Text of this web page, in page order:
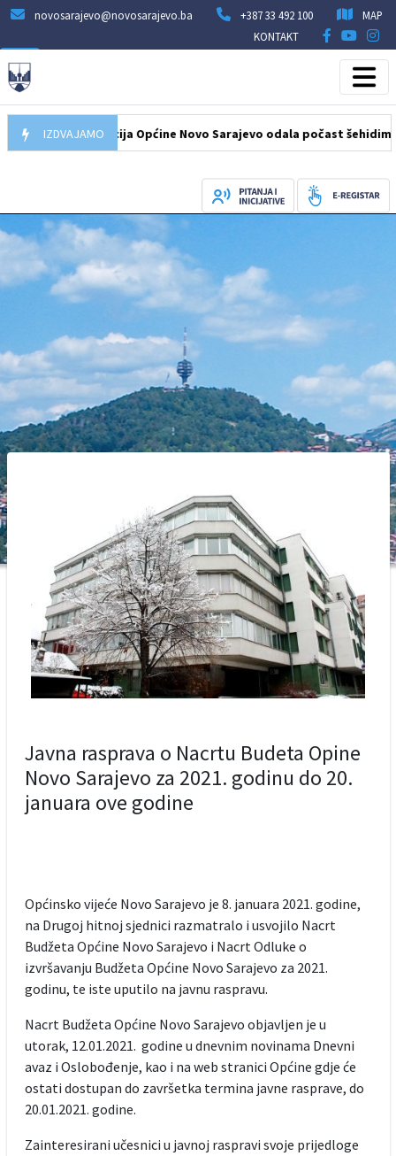
novosarajevo@novosarajevo.ba +387 33 492 100
MAP
KONTAKT
IZDVAJAMO
Delegacija Općine Novo Sarajevo odala počast šehidima i
Javna rasprava o Nacrtu Budeta Opine
Novo Sarajevo za 2021. godinu do 20.
januara ove godine
Općinsko vijeće Novo Sarajevo je 8. januara 2021. godine,
na Drugoj hitnoj sjednici razmatralo i usvojilo Nacrt
Budžeta Općine Novo Sarajevo i Nacrt Odluke o
izvršavanju Budžeta Općine Novo Sarajevo za 2021.
godinu, te iste uputilo na javnu raspravu.
Nacrt Budžeta Općine Novo Sarajevo objavljen je u
utorak, 12.01.2021. godine u dnevnim novinama Dnevni
avaz i Oslobođenje, kao i na web stranici Općine gdje će
ostati dostupan do završetka termina javne rasprave, do
20.01.2021. godine.
Zainteresirani učesnici u javnoj raspravi svoje prijedloge